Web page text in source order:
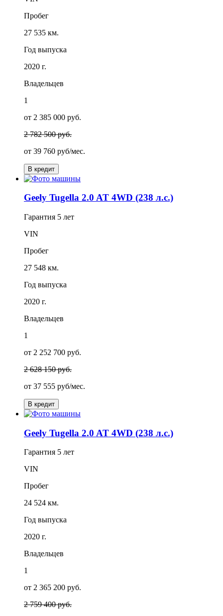
Пробег
27 535 км.
Год выпуска
2020 г.
Владельцев
1
от 2 385 000 руб.
2 782 500 руб.
от 39 760 руб/мес.
В кредит
Geely Tugella 2.0 AT 4WD (238 л.с.)
Гарантия 5 лет
VIN
Пробег
27 548 км.
Год выпуска
2020 г.
Владельцев
1
от 2 252 700 руб.
2 628 150 руб.
от 37 555 руб/мес.
В кредит
Geely Tugella 2.0 AT 4WD (238 л.с.)
Гарантия 5 лет
VIN
Пробег
24 524 км.
Год выпуска
2020 г.
Владельцев
1
от 2 365 200 руб.
2 759 400 руб.